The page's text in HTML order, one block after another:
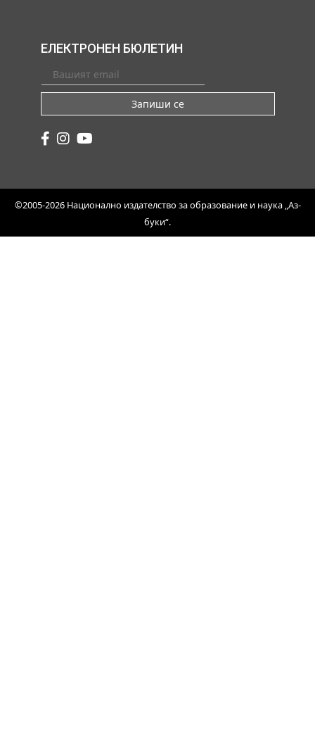
ЕЛЕКТРОНЕН БЮЛЕТИН
Запиши се
©2005-2026 Национално издателство за образование и наука „Аз-
буки“.